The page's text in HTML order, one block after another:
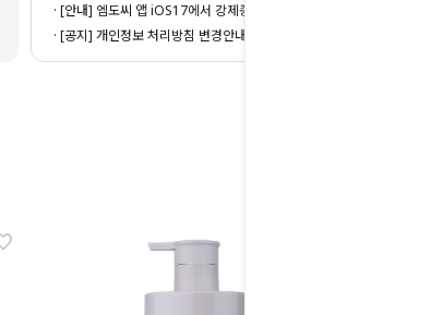
· [안내] 엠도씨 앱 iOS17에서 강제종료 현상
· [공지] 개인정보 처리방침 변경안내